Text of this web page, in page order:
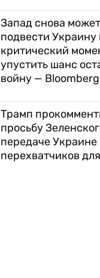
Запад снова может
подвести Украину
критический
упустить шанс
войну — Bloomberg
Трамп
просьбу
передаче Украине
перехватчиков